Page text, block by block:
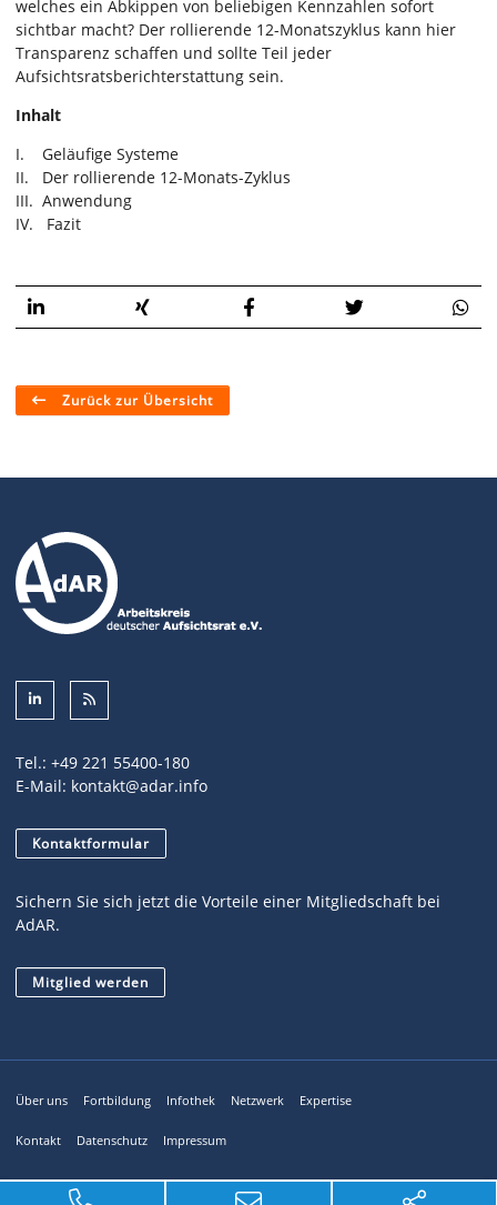
welches ein Abkippen von beliebigen Kennzahlen sofort
sichtbar macht? Der rollierende 12-Monatszyklus kann hier
Transparenz schaffen und sollte Teil jeder
Aufsichtsratsberichterstattung sein.
Inhalt
I. Geläufige Systeme
II. Der rollierende 12-Monats-Zyklus
III. Anwendung
IV. Fazit
Zurück zur Übersicht
Tel.: +49 221 55400-180
E-Mail: kontakt@adar.info
Kontaktformular
Sichern Sie sich jetzt die Vorteile einer Mitgliedschaft bei
AdAR.
Mitglied werden
Über uns Fortbildung Infothek Netzwerk Expertise
Kontakt Datenschutz Impressum